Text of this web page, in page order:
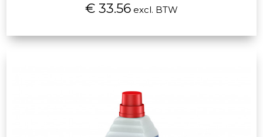
€ 33.56 excl. BTW